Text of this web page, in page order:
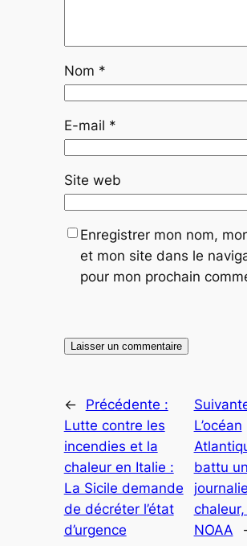
Nom *
E-mail *
Site web
Enregistrer mon nom,
et mon site dans le
pour mon prochain
←
Précédente :
Lutte contre les
incendies et la
chaleur en Italie :
La Sicile demande
de décréter l’état
d’urgence
L’océan
battu
NOAA